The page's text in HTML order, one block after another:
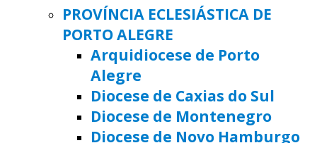
PROVÍNCIA ECLESIÁSTICA DE
PORTO ALEGRE
Arquidiocese de Porto
Alegre
Diocese de Caxias do Sul
Diocese de Montenegro
Diocese de Novo Hamburgo